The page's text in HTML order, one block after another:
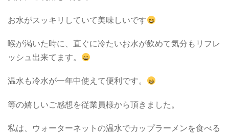
お水がスッキリしていて美味しいです
喉が渇いた時に、直ぐに冷たいお水が飲めて気分もリフレ
ッシュ出来てます。
温水も冷水が一年中使えて便利です。
等の嬉しいご感想を従業員様から頂きました。
私は、ウォーターネットの温水でカップラーメンを食べる